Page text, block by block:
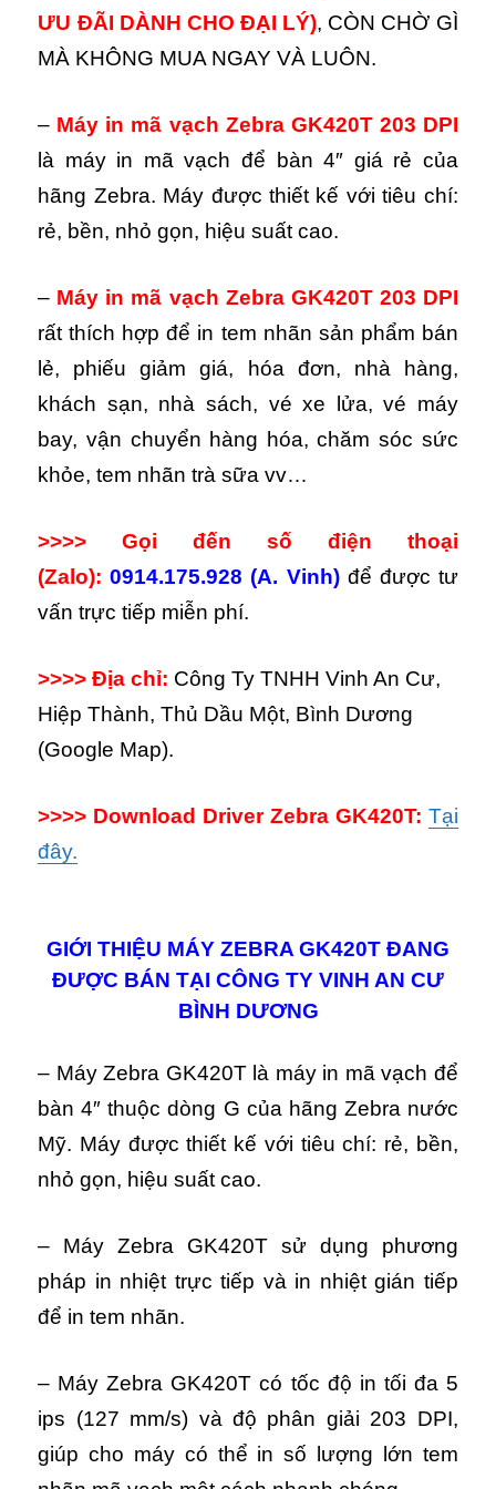
ƯU ĐÃI DÀNH CHO ĐẠI LÝ), CÒN CHỜ GÌ
MÀ KHÔNG MUA NGAY VÀ LUÔN.
– Máy in mã vạch Zebra GK420T 203 DPI
là máy in mã vạch để bàn 4″ giá rẻ của
hãng Zebra. Máy được thiết kế với tiêu chí:
rẻ, bền, nhỏ gọn, hiệu suất cao.
– Máy in mã vạch Zebra GK420T 203 DPI
rất thích hợp để in tem nhãn sản phẩm bán
lẻ, phiếu giảm giá, hóa đơn, nhà hàng,
khách sạn, nhà sách, vé xe lửa, vé máy
bay, vận chuyển hàng hóa, chăm sóc sức
khỏe, tem nhãn trà sữa vv…
>>>> Gọi đến số điện thoại
(Zalo): 0914.175.928 (A. Vinh)để được tư
vấn trực tiếp miễn phí.
>>>> Địa chỉ: Công Ty TNHH Vinh An Cư,
Hiệp Thành, Thủ Dầu Một, Bình Dương
(Google Map).
>>>> Download Driver Zebra GK420T: Tại
đây.
GIỚI THIỆU MÁY ZEBRA GK420T ĐANG
ĐƯỢC BÁN TẠI CÔNG TY VINH AN CƯ
BÌNH DƯƠNG
– Máy Zebra GK420T là máy in mã vạch để
bàn 4″ thuộc dòng G của hãng Zebra nước
Mỹ. Máy được thiết kế với tiêu chí: rẻ, bền,
nhỏ gọn, hiệu suất cao.
– Máy Zebra GK420T sử dụng phương
pháp in nhiệt trực tiếp và in nhiệt gián tiếp
để in tem nhãn.
– Máy Zebra GK420T có tốc độ in tối đa 5
ips (127 mm/s) và độ phân giải 203 DPI,
giúp cho máy có thể in số lượng lớn tem